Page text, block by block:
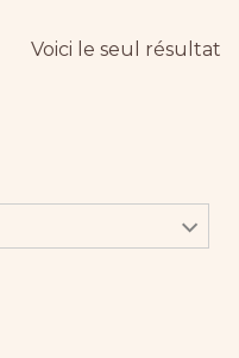
Voici le seul résultat